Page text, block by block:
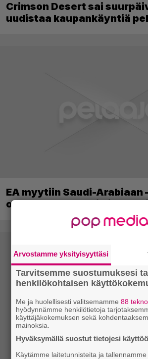
Crimson Desert sai
uudistaa kaupankäyntiä
EA myytiin Saudi-Arabiaan
odotetaan
Arvostamme yksityisyyttäsi
Tarvitsemme suostumuksesi
henkilökohtaisen
Me ja huolellisesti valitsemamme88
hyödynnämme henkilötietoja
käyttäjäkokemuksen sekä
mainoksia.
Hyväksymällä suostut tietojesi
Käytämme laitetunnisteita ja